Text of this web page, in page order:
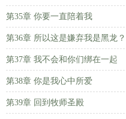
第35章 你要一直陪着我
第36章 所以这是嫌弃我是黑龙？
第37章 我不会和你们绑在一起
第38章 你是我心中所爱
第39章 回到牧师圣殿